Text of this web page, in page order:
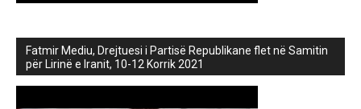
Fatmir Mediu, Drejtuesi i Partisë Republikane flet në Samitin
për Lirinë e Iranit, 10-12 Korrik 2021